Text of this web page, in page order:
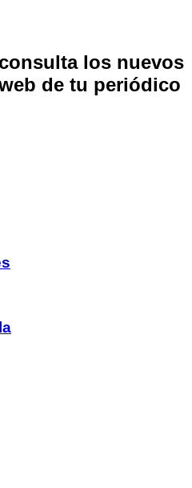
los nuevos
de tu periódico